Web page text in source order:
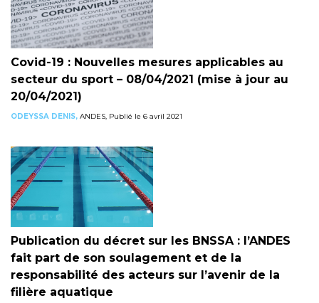
Covid-19 : Nouvelles mesures applicables au
secteur du sport – 08/04/2021 (mise à jour au
20/04/2021)
ODEYSSA DENIS, ANDES, Publié le 6 avril 2021
Publication du décret sur les BNSSA : l’ANDES
fait part de son soulagement et de la
responsabilité des acteurs sur l’avenir de la
filière aquatique